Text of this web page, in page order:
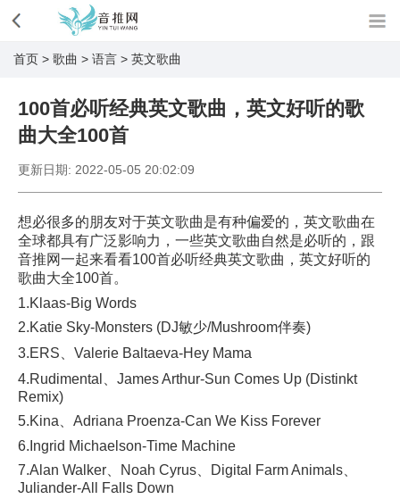
首页 > 歌曲 > 语言 > 英文歌曲
100首必听经典英文歌曲，英文好听的歌
曲大全100首
更新日期: 2022-05-05 20:02:09
想必很多的朋友对于英文歌曲是有种偏爱的，英文歌曲在
全球都具有广泛影响力，一些英文歌曲自然是必听的，跟
音推网一起来看看100首必听经典英文歌曲，英文好听的
歌曲大全100首。
1.Klaas-Big Words
2.Katie Sky-Monsters (DJ敏少/Mushroom伴奏)
3.ERS、Valerie Baltaeva-Hey Mama
4.Rudimental、James Arthur-Sun Comes Up (Distinkt
Remix)
5.Kina、Adriana Proenza-Can We Kiss Forever
6.Ingrid Michaelson-Time Machine
7.Alan Walker、Noah Cyrus、Digital Farm Animals、
Juliander-All Falls Down